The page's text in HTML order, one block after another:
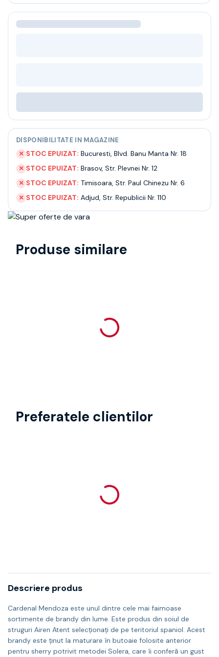
Ceai
Bacanie
Despre noi
Livrare
Termeni si conditii
Politica de confidentialitate
Intrebari frecvente
DISPONIBILITATE IN MAGAZINE
✕ STOC EPUIZAT: Bucuresti, Blvd. Banu Manta Nr. 18
✕ STOC EPUIZAT: Brasov, Str. Plevnei Nr. 12
✕ STOC EPUIZAT: Timisoara, Str. Paul Chinezu Nr. 6
✕ STOC EPUIZAT: Adjud, Str. Republicii Nr. 110
Produse similare
Preferatele clientilor
Descriere produs
Cardenal Mendoza este unul dintre cele mai faimoase
sortimente de brandy din lume. Este produs din soiul de
struguri Airen Atent selecționați de pe teritoriul spaniol. Acest
brandy este ținut la maturare în butoaie folosite anterior
pentru sherry potrivit metodei Solera, care îi conferă un gust